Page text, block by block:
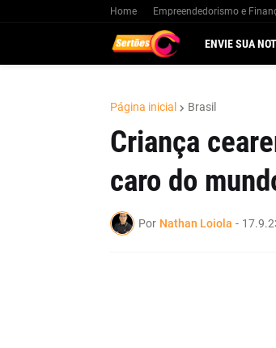
Home Empreendedorismo e
ENVIE SUA
Página inicial Brasil
Criança
caro do
Por Nathan Loiola -